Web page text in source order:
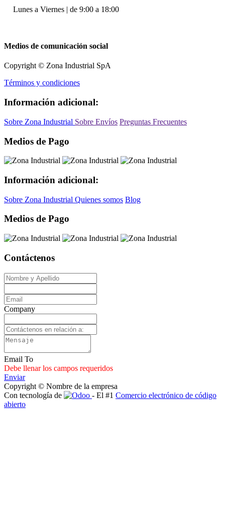
Lunes a Viernes | de 9:00 a 18:00
Medios de comunicación social
Copyright © Zona Industrial SpA
Términos y condiciones
Información adicional:
Sobre Zona Industrial Sobre Envíos Preguntas Frecuentes
Medios de Pago
Información adicional:
Sobre Zona Industrial Quienes somos Blog
Medios de Pago
Contáctenos
Company
Email To
Debe llenar los campos requeridos
Enviar
Copyright © Nombre de la empresa
Con tecnología de
- El #1 Comercio electrónico de código
abierto